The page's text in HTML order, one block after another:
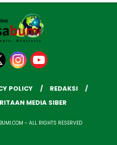
POLICY
REDAKSI
MEDIA SIBER
- ALL RIGHTS RESERVED